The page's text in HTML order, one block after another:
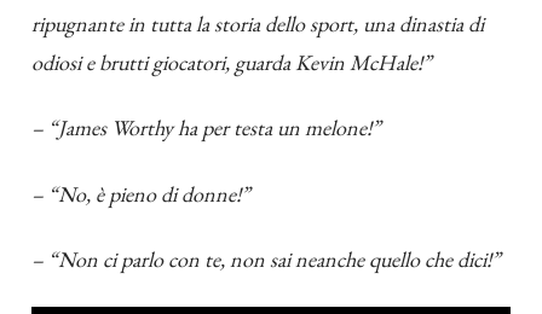
ripugnante in tutta la storia dello sport, una dinastia di
odiosi e brutti giocatori, guarda Kevin McHale!”
– “James Worthy ha per testa un melone!”
– “No, è pieno di donne!”
– “Non ci parlo con te, non sai neanche quello che dici!”